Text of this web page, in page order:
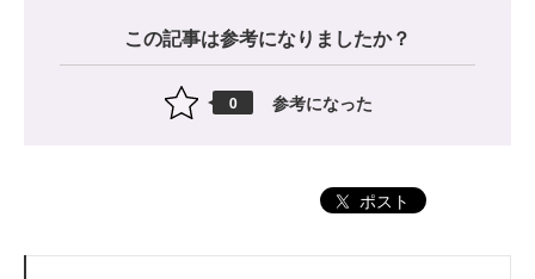
この記事は参考になりましたか？
0 参考になった
ポスト